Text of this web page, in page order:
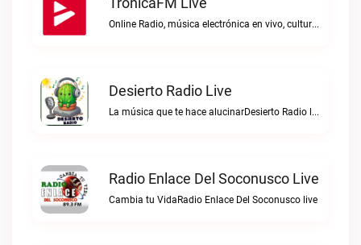
Online Radio, música electrónica en vivo, cultura electrónica, Top 10 semanal, videos, descargasTronicaFM live
Desierto Radio Live
La música que te hace alucinarDesierto Radio live
Radio Enlace Del Soconusco Live
Cambia tu VidaRadio Enlace Del Soconusco live